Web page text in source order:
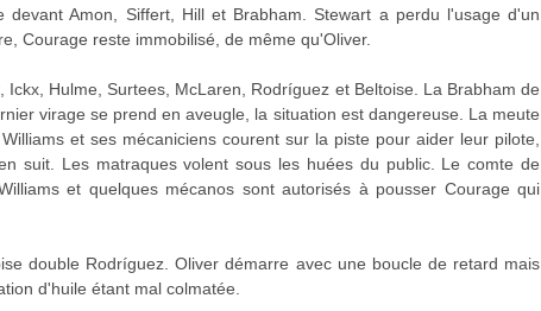
Amon, Siffert, Hill et Brabham. Stewart a perdu l'usage d'un
Courage reste immobilisé, de même qu'Oliver.
Hulme, Surtees, McLaren, Rodríguez et Beltoise. La Brabham de
virage se prend en aveugle, la situation est dangereuse. La meute
et ses mécaniciens courent sur la piste pour aider leur pilote,
suit. Les matraques volent sous les huées du public. Le comte de
et quelques mécanos sont autorisés à pousser Courage qui
double Rodríguez. Oliver démarre avec une boucle de retard mais
d'huile étant mal colmatée.